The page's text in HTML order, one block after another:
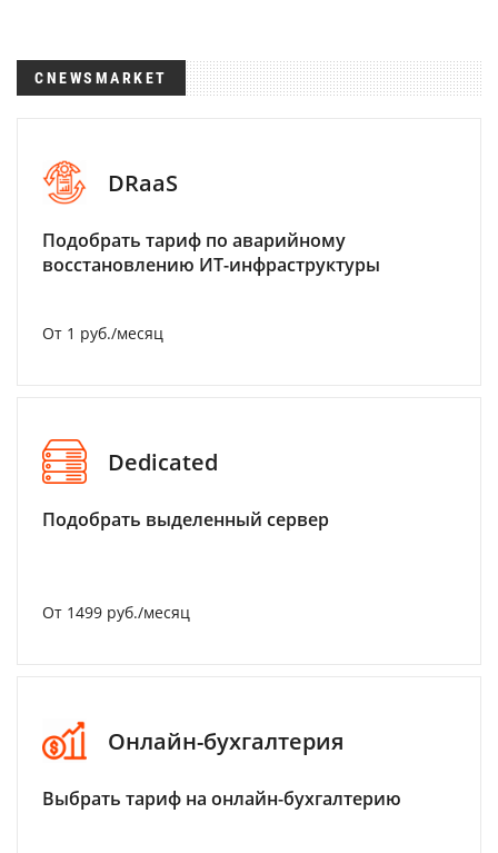
CNEWSMARKET
DRaaS
Подобрать тариф по аварийному
восстановлению ИТ-инфраструктуры
От 1 руб./месяц
Dedicated
Подобрать выделенный сервер
От 1499 руб./месяц
Онлайн-бухгалтерия
Выбрать тариф на онлайн-бухгалтерию